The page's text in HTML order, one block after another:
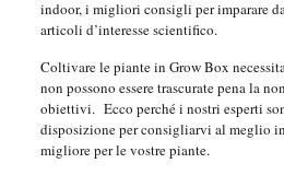
indoor, i migliori consigli per imparare
articoli d’interesse scientifico.
Coltivare le piante in Grow Box
non possono essere trascurate pena la
obiettivi. Ecco perché i nostri esperti
disposizione per consigliarvi al meglio
migliore per le vostre piante.